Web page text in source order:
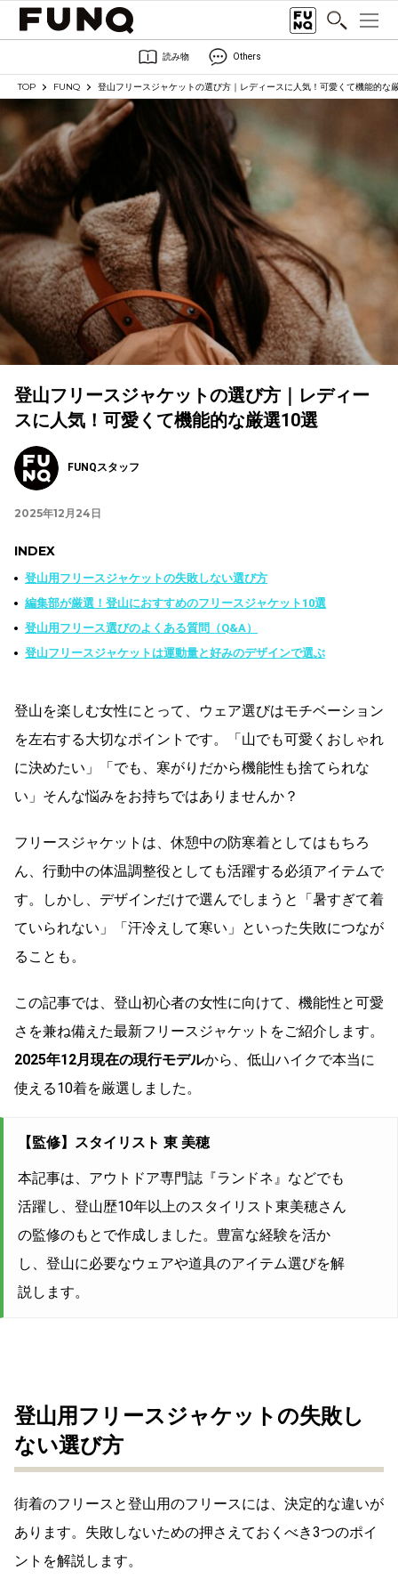
読み物 Others
TOP FUNQ 登山フリースジャケットの選び方｜レディースに人気！可愛くて機能的な
登山フリースジャケットの選び方｜レディー
スに人気！可愛くて機能的な厳選10選
FUNQスタッフ
2025年12月24日
INDEX
登山用フリースジャケットの失敗しない選び方
編集部が厳選！登山におすすめのフリースジャケット10選
登山用フリース選びのよくある質問（Q&A）
登山フリースジャケットは運動量と好みのデザインで選ぶ
登山を楽しむ女性にとって、ウェア選びはモチベーション
を左右する大切なポイントです。「山でも可愛くおしゃれ
に決めたい」「でも、寒がりだから機能性も捨てられな
い」そんな悩みをお持ちではありませんか？
フリースジャケットは、休憩中の防寒着としてはもちろ
ん、行動中の体温調整役としても活躍する必須アイテムで
す。しかし、デザインだけで選んでしまうと「暑すぎて着
ていられない」「汗冷えして寒い」といった失敗につなが
ることも。
この記事では、登山初心者の女性に向けて、機能性と可愛
さを兼ね備えた最新フリースジャケットをご紹介します。
2025年12月現在の現行モデルから、低山ハイクで本当に
使える10着を厳選しました。
【監修】スタイリスト 東 美穂
本記事は、アウトドア専門誌『ランドネ』などでも
活躍し、登山歴10年以上のスタイリスト東美穂さん
の監修のもとで作成しました。豊富な経験を活か
し、登山に必要なウェアや道具のアイテム選びを解
説します。
登山用フリースジャケットの失敗し
ない選び方
街着のフリースと登山用のフリースには、決定的な違いが
あります。失敗しないための押さえておくべき3つのポイ
ントを解説します。